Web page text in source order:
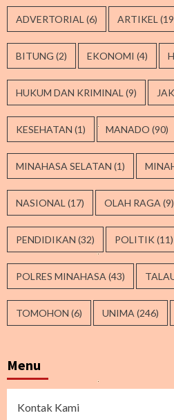
ADVERTORIAL (6) ARTIKEL
BITUNG (2) EKONOMI (4)
HUKUM DAN KRIMINAL (9)
KESEHATAN (1) MANADO (90)
MINAHASA SELATAN (1)
NASIONAL (17) OLAH RAGA (9)
PENDIDIKAN (32) POLITIK (11)
POLRES MINAHASA (43)
TOMOHON (6) UNIMA (246)
Menu
Kontak Kami